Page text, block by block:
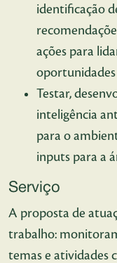
identificação
ações para
Testar,
inteligência
para o
inputs para a
Serviço
A proposta de
trabalho:
temas e atividades